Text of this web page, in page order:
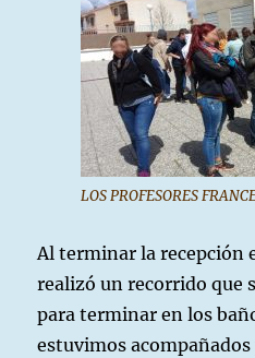
LOS PROFESORES
Al terminar la recepción
realizó un recorrido que
para terminar en los
estuvimos